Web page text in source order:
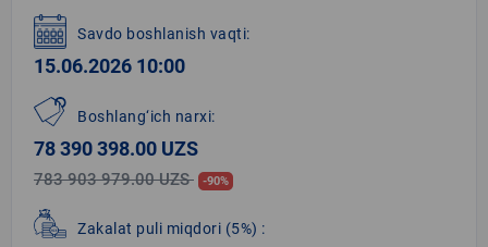
Savdo boshlanish vaqti:
15.06.2026 10:00
Boshlang‘ich narxi:
78 390 398.00 UZS
783 903 979.00 UZS -90%
Zakalat puli miqdori (5%) :